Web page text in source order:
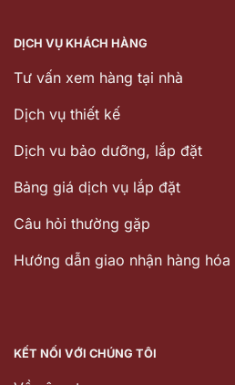
DỊCH VỤ KHÁCH HÀNG
Tư vấn xem hàng tại nhà
Dịch vụ thiết kế
Dịch vu bảo dưỡng, lắp đặt
Bảng giá dịch vụ lắp đặt
Câu hỏi thường gặp
Hướng dẫn giao nhận hàng hóa
KẾT NỐI VỚI CHÚNG TÔI